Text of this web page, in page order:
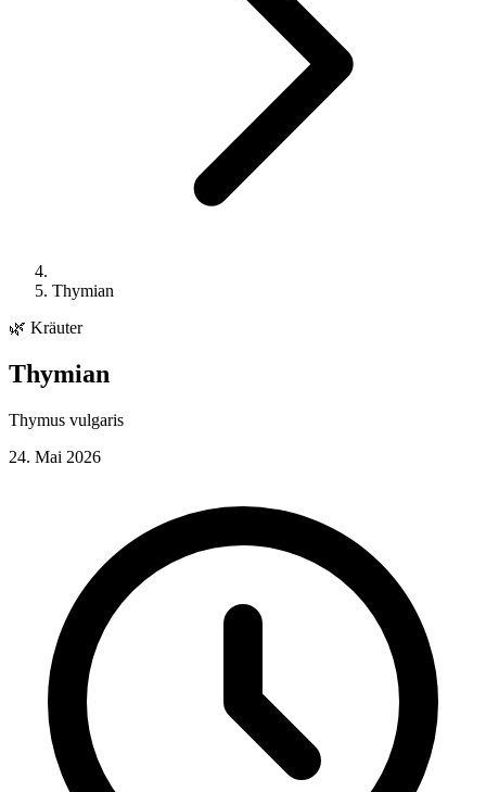
Thymian
🌿 Kräuter
Thymian
Thymus vulgaris
24. Mai 2026